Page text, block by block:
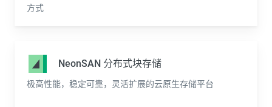
方式
NeonSAN 分布式块存储
极高性能，稳定可靠，灵活扩展的云原生存储平台